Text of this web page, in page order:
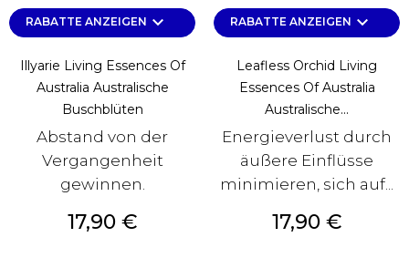
RABATTE ANZEIGEN keyboard_arrow_down
Illyarie Living Essences Of
Australia Australische
Buschblüten
Abstand von der
Vergangenheit
gewinnen.
Preis
17,90 €
RABATTE ANZEIGEN keyboard_arrow_down
Leafless Orchid Living
Essences Of Australia
Australische...
Energieverlust durch
äußere Einflüsse
minimieren, sich auf...
Preis
17,90 €